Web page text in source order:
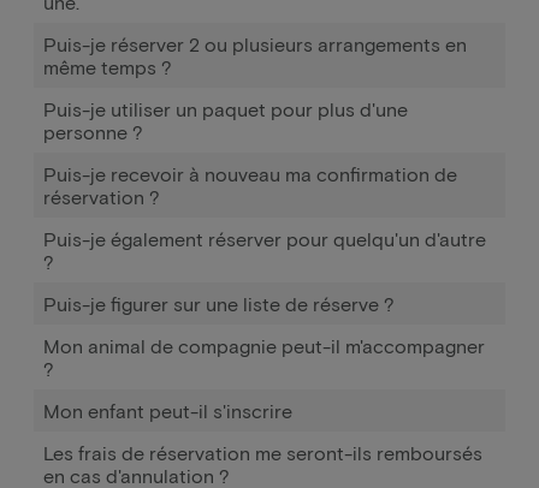
Puis-je réserver 2 ou plusieurs arrangements en
même temps ?
Puis-je utiliser un paquet pour plus d'une
personne ?
Puis-je recevoir à nouveau ma confirmation de
réservation ?
Puis-je également réserver pour quelqu'un d'autre
?
Puis-je figurer sur une liste de réserve ?
Mon animal de compagnie peut-il m'accompagner
?
Mon enfant peut-il s'inscrire
Les frais de réservation me seront-ils remboursés
en cas d'annulation ?